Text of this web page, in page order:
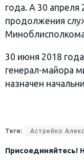
года. А 30 апреля
продолжения
30 июня 2018
генерал-майора
назначен
Теги: Астрейко
Присоединяйтесь!